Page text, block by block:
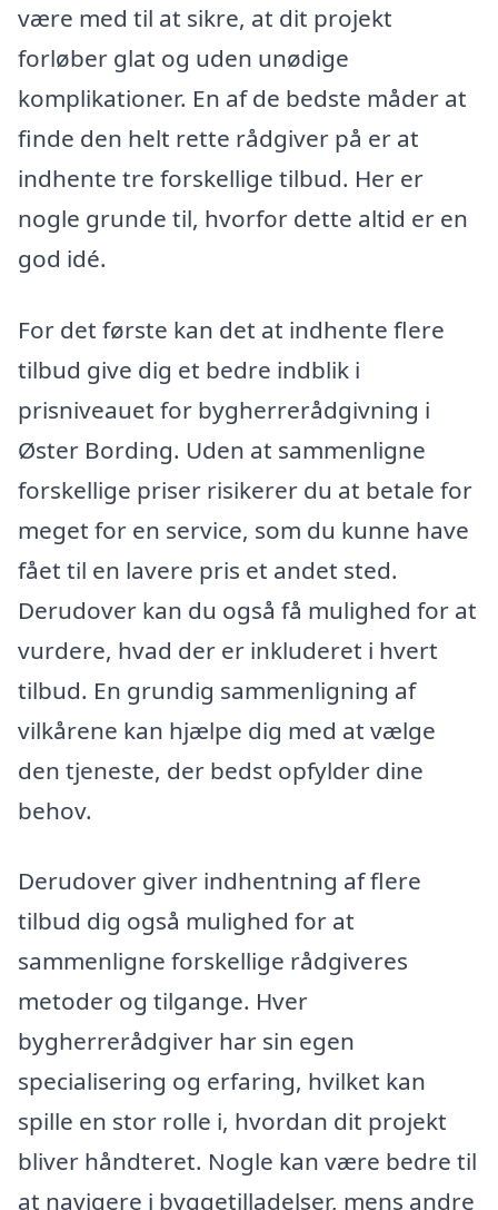
være med til at sikre, at dit projekt
forløber glat og uden unødige
komplikationer. En af de bedste måder at
finde den helt rette rådgiver på er at
indhente tre forskellige tilbud. Her er
nogle grunde til, hvorfor dette altid er en
god idé.
For det første kan det at indhente flere
tilbud give dig et bedre indblik i
prisniveauet for bygherrerådgivning i
Øster Bording. Uden at sammenligne
forskellige priser risikerer du at betale for
meget for en service, som du kunne have
fået til en lavere pris et andet sted.
Derudover kan du også få mulighed for at
vurdere, hvad der er inkluderet i hvert
tilbud. En grundig sammenligning af
vilkårene kan hjælpe dig med at vælge
den tjeneste, der bedst opfylder dine
behov.
Derudover giver indhentning af flere
tilbud dig også mulighed for at
sammenligne forskellige rådgiveres
metoder og tilgange. Hver
bygherrerådgiver har sin egen
specialisering og erfaring, hvilket kan
spille en stor rolle i, hvordan dit projekt
bliver håndteret. Nogle kan være bedre til
at navigere i byggetilladelser, mens andre